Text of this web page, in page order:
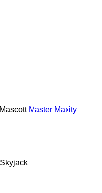
Mascott Master Maxity
Skyjack